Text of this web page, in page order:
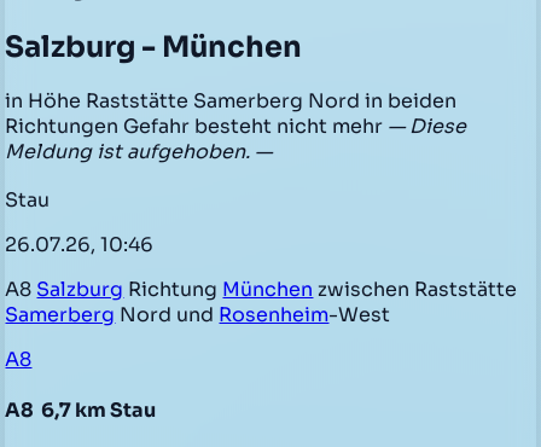
Salzburg - München
in Höhe Raststätte Samerberg Nord in beiden
Richtungen Gefahr besteht nicht mehr — Diese
Meldung ist aufgehoben. —
Stau
26.07.26, 10:46
A8 Salzburg Richtung München zwischen Raststätte
Samerberg Nord und Rosenheim-West
A8
A8 6,7 km Stau